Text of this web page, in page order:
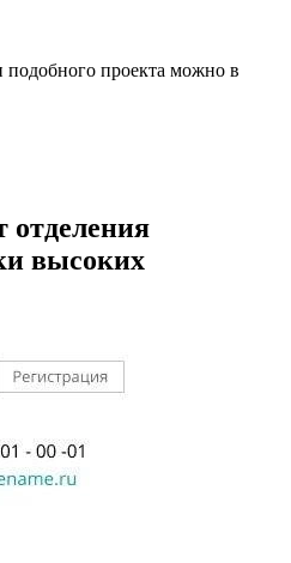
подобного проекта можно в
высоких